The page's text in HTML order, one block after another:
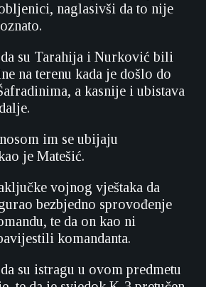
naglasivši da to nije
su Tarahija i Nurković bili
na terenu kada je došlo do
a kasnije i ubistava
im se ubijaju
je Matešić.
vojnog vještaka da
bezbjedno sprovođenje
te da on kao ni
komandanta.
su istragu u ovom predmetu